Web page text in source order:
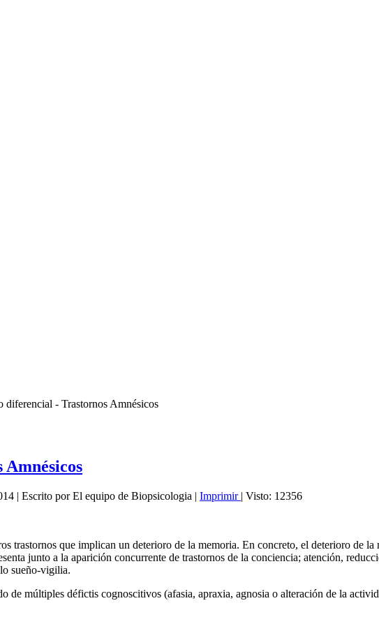
diferencial - Trastornos Amnésicos
| Escrito por El equipo de Biopsicologia | Imprimir | Visto: 12356
trastornos que implican un deterioro de la memoria. En concreto, el deterioro de
junto a la aparición concurrente de trastornos de la conciencia; atención,
sueño-vigilia.
de múltiples défictis cognoscitivos (afasia, apraxia, agnosia o alteración de la